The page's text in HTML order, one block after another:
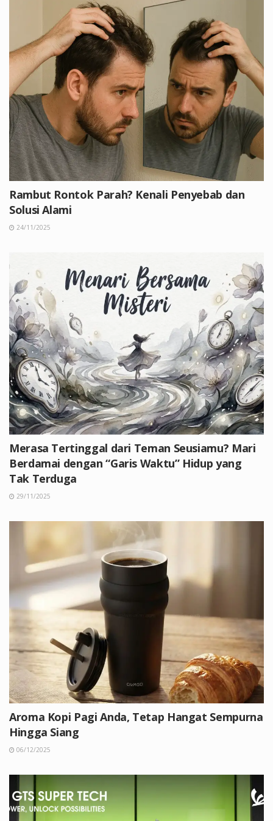
Rambut Rontok Parah? Kenali Penyebab dan
Solusi Alami
24/11/2025
Merasa Tertinggal dari Teman Seusiamu? Mari
Berdamai dengan “Garis Waktu” Hidup yang
Tak Terduga
29/11/2025
Aroma Kopi Pagi Anda, Tetap Hangat Sempurna
Hingga Siang
06/12/2025